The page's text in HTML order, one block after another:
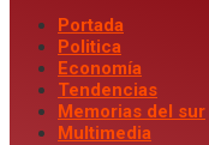
Portada
Politica
Economía
Tendencias
Memorias del sur
Multimedia